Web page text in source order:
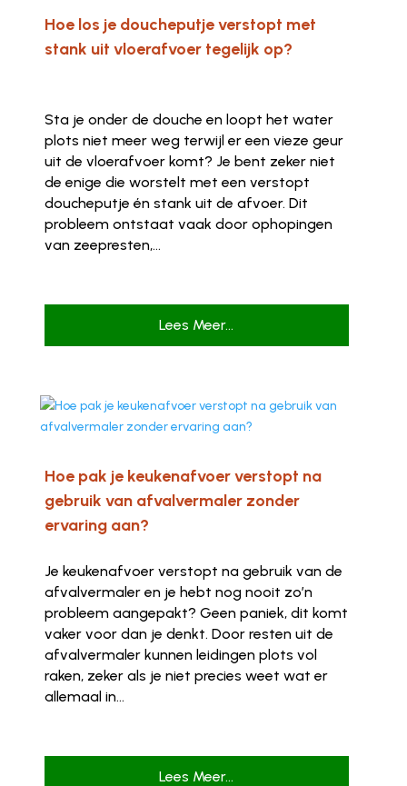
Hoe los je doucheputje verstopt met
stank uit vloerafvoer tegelijk op?
Sta je onder de douche en loopt het water
plots niet meer weg terwijl er een vieze geur
uit de vloerafvoer komt? Je bent zeker niet
de enige die worstelt met een verstopt
doucheputje én stank uit de afvoer. Dit
probleem ontstaat vaak door ophopingen
van zeepresten,...
Lees Meer...
Hoe pak je keukenafvoer verstopt na
gebruik van afvalvermaler zonder
ervaring aan?
Je keukenafvoer verstopt na gebruik van de
afvalvermaler en je hebt nog nooit zo’n
probleem aangepakt? Geen paniek, dit komt
vaker voor dan je denkt. Door resten uit de
afvalvermaler kunnen leidingen plots vol
raken, zeker als je niet precies weet wat er
allemaal in...
Lees Meer...